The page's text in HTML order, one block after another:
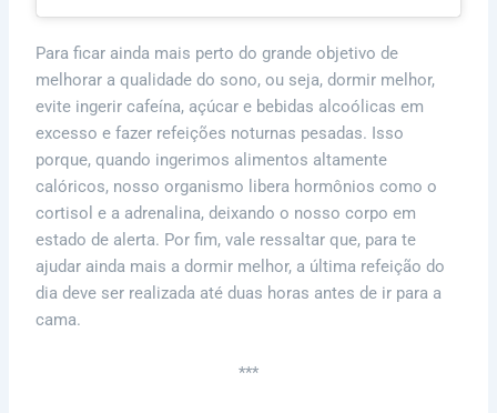
Para ficar ainda mais perto do grande objetivo de
melhorar a qualidade do sono, ou seja, dormir melhor,
evite ingerir cafeína, açúcar e bebidas alcoólicas em
excesso e fazer refeições noturnas pesadas. Isso
porque, quando ingerimos alimentos altamente
calóricos, nosso organismo libera hormônios como o
cortisol e a adrenalina, deixando o nosso corpo em
estado de alerta. Por fim, vale ressaltar que, para te
ajudar ainda mais a dormir melhor, a última refeição do
dia deve ser realizada até duas horas antes de ir para a
cama.
***